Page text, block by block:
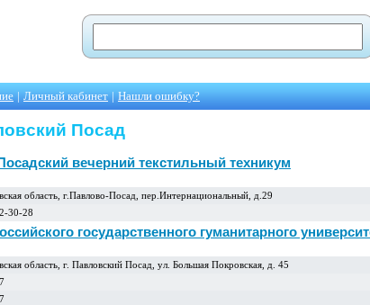
| Личный кабинет | Нашли ошибку?
Посад
вечерний текстильный техникум
область, г.Павлово-Посад, пеp.Интеpнациональный, д.29
30-28
государственного гуманитарного
область, г. Павловский Посад, ул. Большая Покровская, д. 45